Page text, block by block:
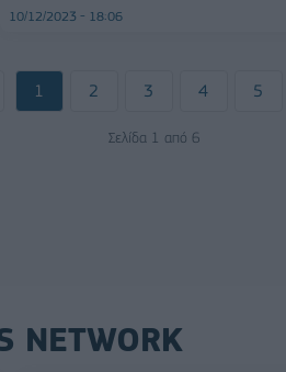
10/12/2023 - 18:06
1 2 3 4 5
Σελίδα 1 από 6
NETWORK